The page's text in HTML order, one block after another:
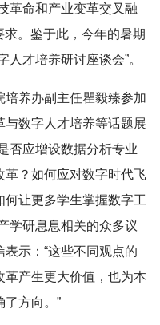
革命和产业变革交叉融
求。鉴于此，今年的暑期
才培养研讨座谈会”。
培养办副主任瞿毅臻参加
数字人才培养等话题展
否应增设数据分析专业
革？如何应对数字时代飞
让更多学生掌握数字工
学研息息相关的众多议
示：“这些不同观点的
产生更大价值，也为本
了方向。”